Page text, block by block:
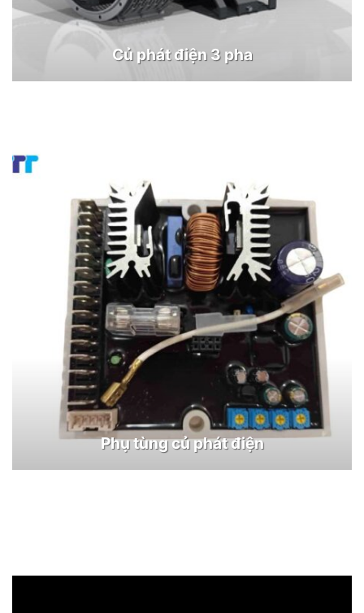
Củ phát điện 3 pha
Phụ tùng củ phát điện